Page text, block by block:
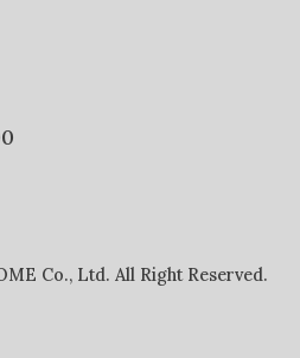
Co., Ltd. All Right Reserved.